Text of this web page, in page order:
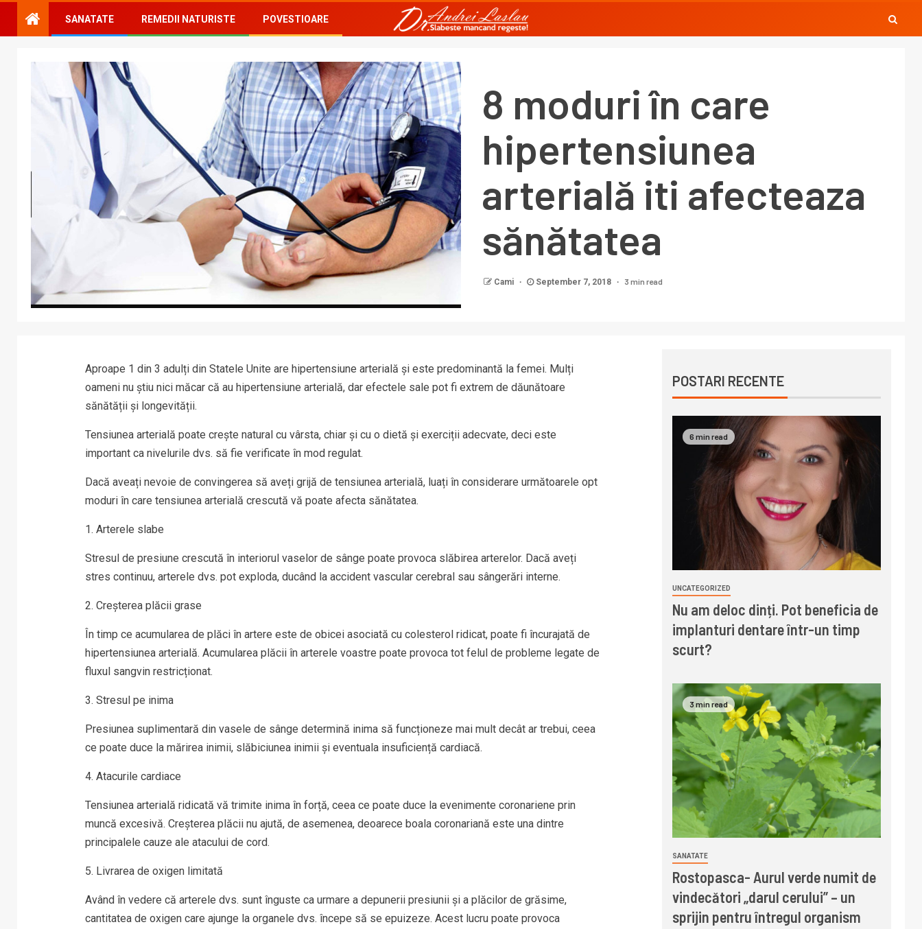
SANATATE REMEDII NATURISTE POVESTIOARE
8 moduri în care
hipertensiunea
arterială iti afecteaza
sănătatea
Cami September 7, 2018 3 min read
Aproape 1 din 3 adulți din Statele Unite are hipertensiune arterială și este predominantă la femei. Mulți
oameni nu știu nici măcar că au hipertensiune arterială, dar efectele sale pot fi extrem de dăunătoare
sănătății și longevității.
Tensiunea arterială poate crește natural cu vârsta, chiar și cu o dietă și exerciții adecvate, deci este
important ca nivelurile dvs. să fie verificate în mod regulat.
Dacă aveați nevoie de convingerea să aveți grijă de tensiunea arterială, luați în considerare următoarele opt
moduri în care tensiunea arterială crescută vă poate afecta sănătatea.
1. Arterele slabe
Stresul de presiune crescută în interiorul vaselor de sânge poate provoca slăbirea arterelor. Dacă aveți
stres continuu, arterele dvs. pot exploda, ducând la accident vascular cerebral sau sângerări interne.
2. Creșterea plăcii grase
În timp ce acumularea de plăci în artere este de obicei asociată cu colesterol ridicat, poate fi încurajată de
hipertensiunea arterială. Acumularea plăcii în arterele voastre poate provoca tot felul de probleme legate de
fluxul sangvin restricționat.
3. Stresul pe inima
Presiunea suplimentară din vasele de sânge determină inima să funcționeze mai mult decât ar trebui, ceea
ce poate duce la mărirea inimii, slăbiciunea inimii și eventuala insuficiență cardiacă.
4. Atacurile cardiace
Tensiunea arterială ridicată vă trimite inima în forță, ceea ce poate duce la evenimente coronariene prin
muncă excesivă. Creșterea plăcii nu ajută, de asemenea, deoarece boala coronariană este una dintre
principalele cauze ale atacului de cord.
5. Livrarea de oxigen limitată
Având în vedere că arterele dvs. sunt înguste ca urmare a depunerii presiunii și a plăcilor de grăsime,
cantitatea de oxigen care ajunge la organele dvs. începe să se epuizeze. Acest lucru poate provoca
POSTARI RECENTE
6 min read
UNCATEGORIZED
Nu am deloc dinți. Pot beneficia de
implanturi dentare într-un timp
scurt?
3 min read
SANATATE
Rostopasca- Aurul verde numit de
vindecători „darul cerului” – un
sprijin pentru întregul organism